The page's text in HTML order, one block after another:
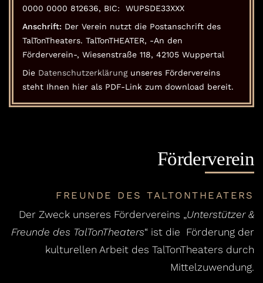
0000 0000 812636, BIC: WUPSDE33XXX
Anschrift: Der Verein nutzt die Postanschrift des
TalTonTheaters. TalTonTHEATER, -An den
Förderverein-, Wiesenstraße 118, 42105 Wuppertal
Die Datenschutzerklärungunseres Fördervereins
steht Ihnen hier als PDF-Link zum download bereit.
Förderverein
FREUNDE DES TALTONTHEATERS
Der Zweck unseres Fördervereins „Unterstützer &
Freunde des TalTonTheaters“ ist die Förderung der
kulturellen Arbeit des TalTonTheaters durch
Mittelzuwendung.